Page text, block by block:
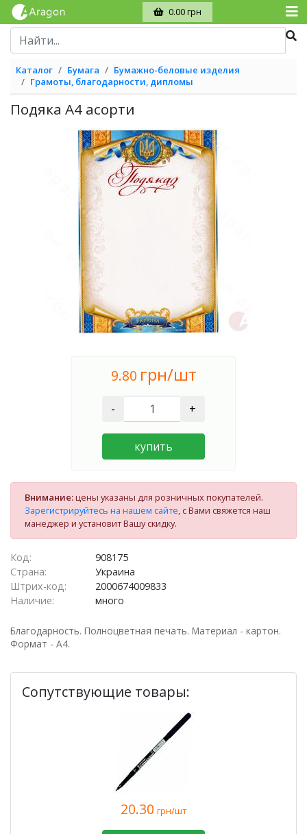
0.00 грн
Каталог Бумага
Бумажно-беловые изделия
Грамоты, благодарности, дипломы
Подяка А4 асорти
9.80 грн/шт
- +
купить
Внимание:цены указаны для розничных покупателей.
Зарегистрируйтесь на нашем сайте, с Вами свяжется наш
манеджер и установит Вашу скидку.
Код:
908175
Страна:
Украина
Штрих-код:
2000674009833
Наличие:
много
Благодарность. Полноцветная печать. Материал - картон.
Формат - А4.
Сопутствующие товары:
20.30 грн/шт